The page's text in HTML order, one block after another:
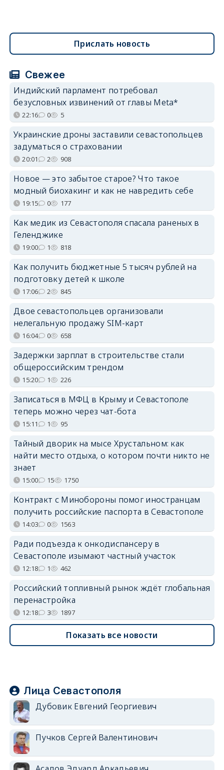
Прислать новость
Свежее
Индийский парламент потребовал
безусловных извинений от главы Meta*
22:16 0 5
Украинские дроны заставили севастопольцев
задуматься о страховании
20:01 2 908
Новое — это забытое старое? Что такое
модный биохакинг и как не навредить себе
19:15 0 177
Как медик из Севастополя спасала раненых в
Геленджике
19:00 1 818
Как получить бюджетные 5 тысяч рублей на
подготовку детей к школе
17:06 2 845
Двое севастопольцев организовали
нелегальную продажу SIM-карт
16:04 0 658
Задержки зарплат в строительстве стали
общероссийским трендом
15:20 1 226
Записаться в МФЦ в Крыму и Севастополе
теперь можно через чат-бота
15:11 1 95
Тайный дворик на мысе Хрустальном: как
найти место отдыха, о котором почти никто не
знает
15:00 15 1750
Контракт с Минобороны помог иностранцам
получить российские паспорта в Севастополе
14:03 0 1563
Ради подъезда к онкодиспансеру в
Севастополе изымают частный участок
12:18 1 462
Российский топливный рынок ждёт глобальная
перенастройка
12:18 3 1897
Показать все новости
Лица Севастополя
Дубовик Евгений Георгиевич
Пучков Сергей Валентинович